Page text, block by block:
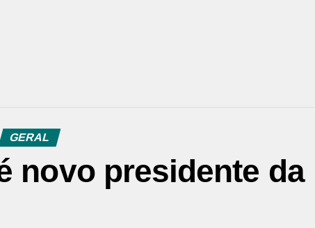
GERAL
novo presidente da